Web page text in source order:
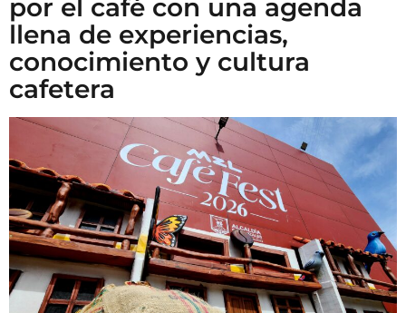
por el café con una agenda
llena de experiencias,
conocimiento y cultura
cafetera